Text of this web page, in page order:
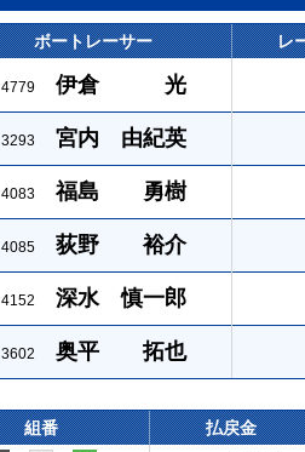
ボートレーサー レ
4779 伊倉 光
3293 宮内 由紀英
4083 福島 勇樹
4085 荻野 裕介
4152 深水 慎一郎
3602 奥平 拓也
組番 払戻金